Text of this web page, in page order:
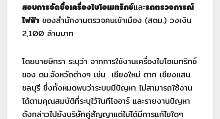
สอบการจัดซื้อเครื่องไบโอเมทริกซ์และรถตรวจการณ์
ไฟฟ้า ของสำนักงานตรวจคนเข้าเมือง (สตม.) วงเงิน
2,100 ล้านบาท
โดยนายษิทรา ระบุว่า จากการใช้งานเครื่องไบโอเมทริกซ์
ของ ตม.จังหวัดต่างๆ เช่น เชียงใหม่ ตาก เชียงแสน
ชลบุรี ซึ่งทั้งหมดพบว่าระบบมีปัญหา ไม่สามารถใช้งาน
ได้ตามคุณสมบัติที่ระบุไว้ในทีโออาร์ และรายงานปัญหา
ดังกล่าวไปยังบริษัทคู่สัญญาแต่ไม่ได้มีการแก้ไขใดๆ